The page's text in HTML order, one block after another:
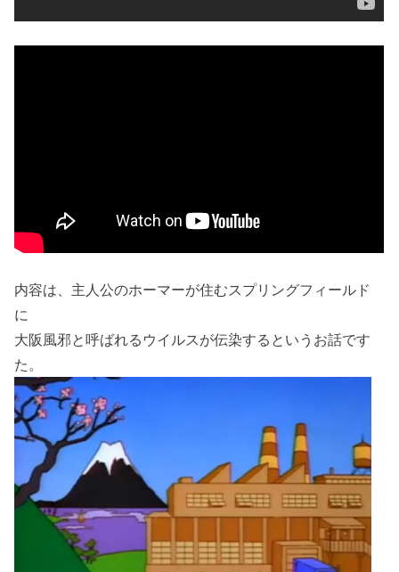
内容は、主人公のホーマーが住むスプリングフィールド
に
大阪風邪と呼ばれるウイルスが伝染するというお話です
た。